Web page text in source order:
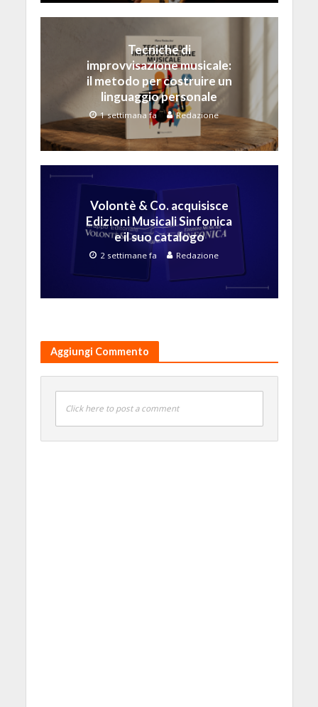
Tecniche di
improvvisazione musicale:
il metodo per costruire un
linguaggio personale
1 settimana fa Redazione
Volontè & Co. acquisisce
Edizioni Musicali Sinfonica
e il suo catalogo
2 settimane fa Redazione
Aggiungi Commento
Click here to post a comment